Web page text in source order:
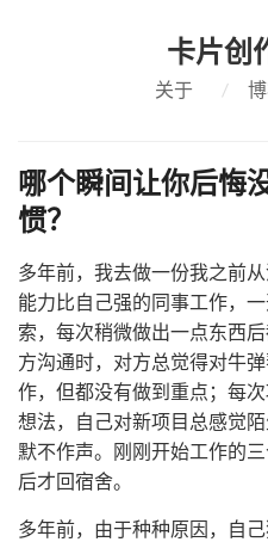
卡片创
关于 /
哪个瞬间让你后悔
惯？
多年前，我去做一份我之前
能力比自己强的同事工作，
索，每次稍微做出一点东西
方沟通时，对方总觉得对牛
作，但都没有做到重点；每
想法，自己对新项目总感觉
默不作声。刚刚开始工作的
后才回宿舍。
多年前，由于种种原因，自